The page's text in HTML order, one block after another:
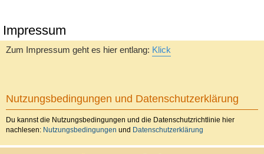
Impressum
Zum Impressum geht es hier entlang: Klick
Nutzungsbedingungen und Datenschutzerklärung
Du kannst die Nutzungsbedingungen und die Datenschutzrichtlinie hier
nachlesen: Nutzungsbedingungen und Datenschutzerklärung